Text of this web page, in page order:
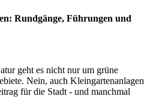
Rundgänge, Führungen und
geht es nicht nur um grüne
Nein, auch Kleingartenanlagen
für die Stadt - und manchmal